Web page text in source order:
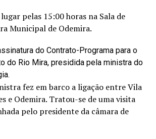
pelas 15:00 horas na Sala de
Municipal de Odemira.
do Contrato-Programa para o
do Rio Mira, presidida pela ministra do
fez em barco a ligação entre Vila
e Odemira. Tratou-se de uma visita
pelo presidente da câmara de